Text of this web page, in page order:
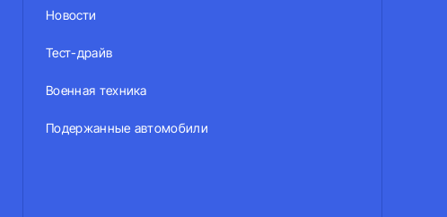
Новости
Тест-драйв
Военная техника
Подержанные автомобили